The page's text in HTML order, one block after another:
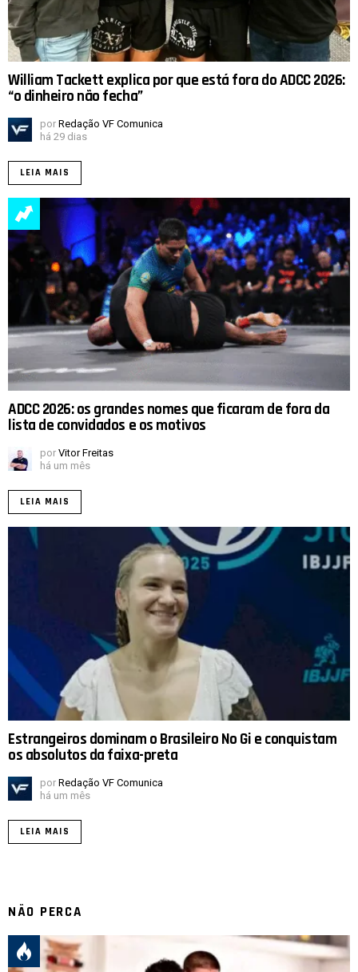
William Tackett explica por que está fora do ADCC 2026:
“o dinheiro não fecha”
por Redação VF Comunica
há 29 dias
LEIA MAIS
ADCC 2026: os grandes nomes que ficaram de fora da
lista de convidados e os motivos
por Vitor Freitas
há um mês
LEIA MAIS
Estrangeiros dominam o Brasileiro No Gi e conquistam
os absolutos da faixa-preta
por Redação VF Comunica
há um mês
LEIA MAIS
NÃO PERCA